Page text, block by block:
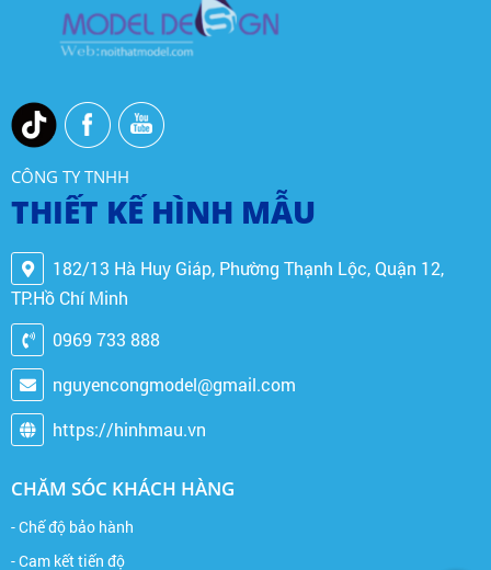
CÔNG TY TNHH
THIẾT KẾ HÌNH MẪU
182/13 Hà Huy Giáp, Phường Thạnh Lộc, Quận 12,
TP.Hồ Chí Minh
0969 733 888
nguyencongmodel@gmail.com
https://hinhmau.vn
CHĂM SÓC KHÁCH HÀNG
- Chế độ bảo hành
- Cam kết tiến độ